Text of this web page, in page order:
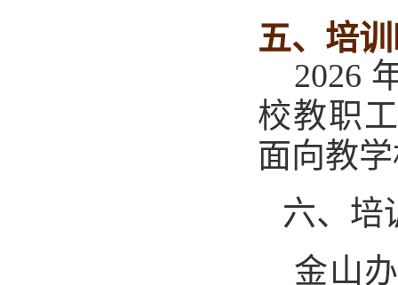
五、 培
2026
校教职
面向教
六、 培
金山